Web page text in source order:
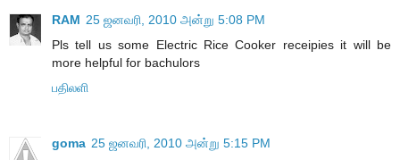
RAM 25 ஜனவரி, 2010 அன்று 5:08 PM
Pls tell us some Electric Rice Cooker receipies it will be
more helpful for bachulors
பதிலளி
goma 25 ஜனவரி, 2010 அன்று 5:15 PM